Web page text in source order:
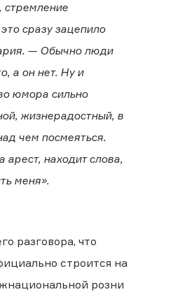
стремление
сразу зацепило
— Обычно люди
а он нет. Ну и
юмора сильно
жизнерадостный, в
чем посмеяться.
находит слова,
меня».
разговора, что
строится на
розни